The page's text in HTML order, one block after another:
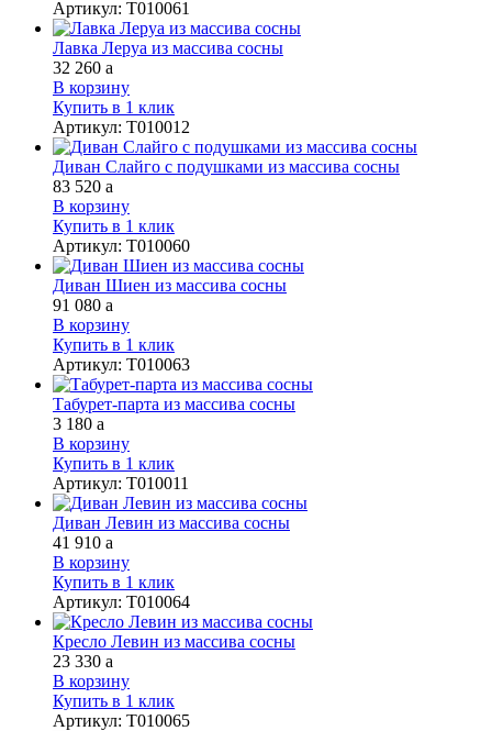
Артикул: Т010061
Лавка Леруа из массива сосны
32 260 a
В корзину
Купить в 1 клик
Артикул: Т010012
Диван Слайго с подушками из массива сосны
83 520 a
В корзину
Купить в 1 клик
Артикул: Т010060
Диван Шиен из массива сосны
91 080 a
В корзину
Купить в 1 клик
Артикул: Т010063
Табурет-парта из массива сосны
3 180 a
В корзину
Купить в 1 клик
Артикул: Т010011
Диван Левин из массива сосны
41 910 a
В корзину
Купить в 1 клик
Артикул: Т010064
Кресло Левин из массива сосны
23 330 a
В корзину
Купить в 1 клик
Артикул: Т010065